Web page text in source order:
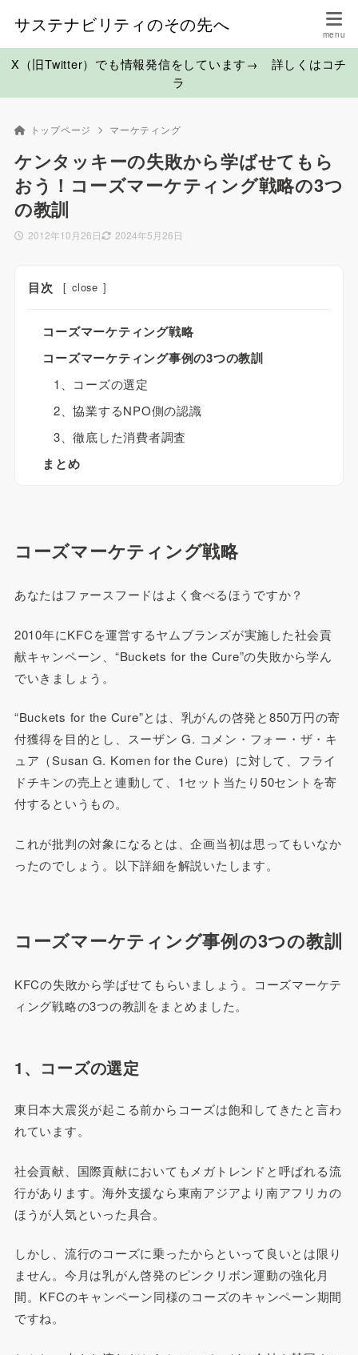
サステナビリティのその先へ
X（旧Twitter）でも情報発信をしています→ 詳しくはコチ
ラ
トップページ マーケティング
ケンタッキーの失敗から学ばせてもら
おう！コーズマーケティング戦略の3つ
の教訓
2012年10月26日 2024年5月26日
目次 [ close ]
コーズマーケティング戦略
コーズマーケティング事例の3つの教訓
1、コーズの選定
2、協業するNPO側の認識
3、徹底した消費者調査
まとめ
コーズマーケティング戦略
あなたはファースフードはよく食べるほうですか？
2010年にKFCを運営するヤムブランズが実施した社会貢
献キャンペーン、“Buckets for the Cure”の失敗から学ん
でいきましょう。
“Buckets for the Cure”とは、乳がんの啓発と850万円の寄
付獲得を目的とし、スーザン G. コメン・フォー・ザ・キ
ュア（Susan G. Komen for the Cure）に対して、フライ
ドチキンの売上と連動して、1セット当たり50セントを寄
付するというもの。
これが批判の対象になるとは、企画当初は思ってもいなか
ったのでしょう。以下詳細を解説いたします。
コーズマーケティング事例の3つの教訓
KFCの失敗から学ばせてもらいましょう。コーズマーケテ
ィング戦略の3つの教訓をまとめました。
1、コーズの選定
東日本大震災が起こる前からコーズは飽和してきたと言わ
れています。
社会貢献、国際貢献においてもメガトレンドと呼ばれる流
行があります。海外支援なら東南アジアより南アフリカの
ほうが人気といった具合。
しかし、流行のコーズに乗ったからといって良いとは限り
ません。今月は乳がん啓発のピンクリボン運動の強化月
間。KFCのキャンペーン同様のコーズのキャンペーン期間
ですね。